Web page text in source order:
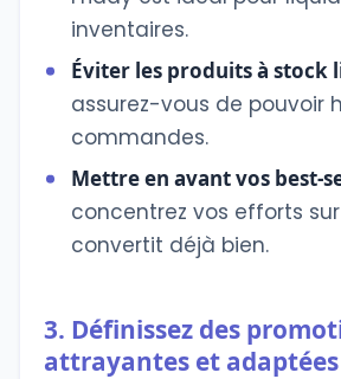
inventaires.
Éviter les produits à stock
assurez-vous de pouvoir
commandes.
Mettre en avant vos best-
concentrez vos efforts
convertit déjà bien.
3. Définissez des
attrayantes et adaptées